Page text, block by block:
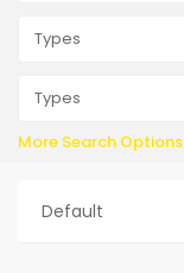
Types
Types
More Search Options
Default